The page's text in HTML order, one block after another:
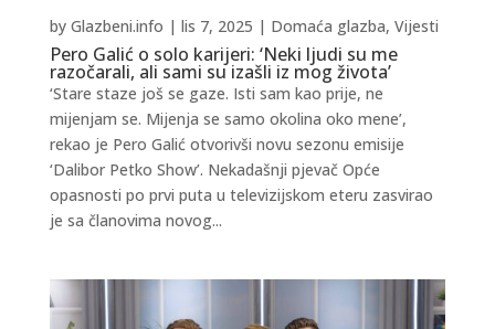
Pero Galić o solo karijeri: ‘Neki ljudi su me
razočarali, ali sami su izašli iz mog života’
by Glazbeni.info | lis 7, 2025 | Domaća glazba, Vijesti
‘Stare staze još se gaze. Isti sam kao prije, ne
mijenjam se. Mijenja se samo okolina oko mene’,
rekao je Pero Galić otvorivši novu sezonu emisije
‘Dalibor Petko Show’. Nekadašnji pjevač Opće
opasnosti po prvi puta u televizijskom eteru zasvirao
je sa članovima novog...